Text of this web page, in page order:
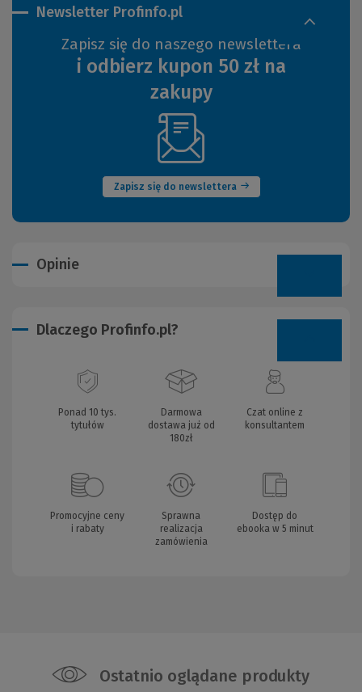
Newsletter Profinfo.pl
Zapisz się do naszego newslettera
i odbierz kupon 50 zł na
zakupy
Zapisz się do newslettera
(Nowe
okno)
Opinie
Dlaczego Profinfo.pl?
Ponad 10 tys.
tytułów
Darmowa
dostawa już od
180zł
Czat online z
konsultantem
Promocyjne ceny
i rabaty
Sprawna
realizacja
zamówienia
Dostęp do
ebooka w 5 minut
Ostatnio oglądane produkty